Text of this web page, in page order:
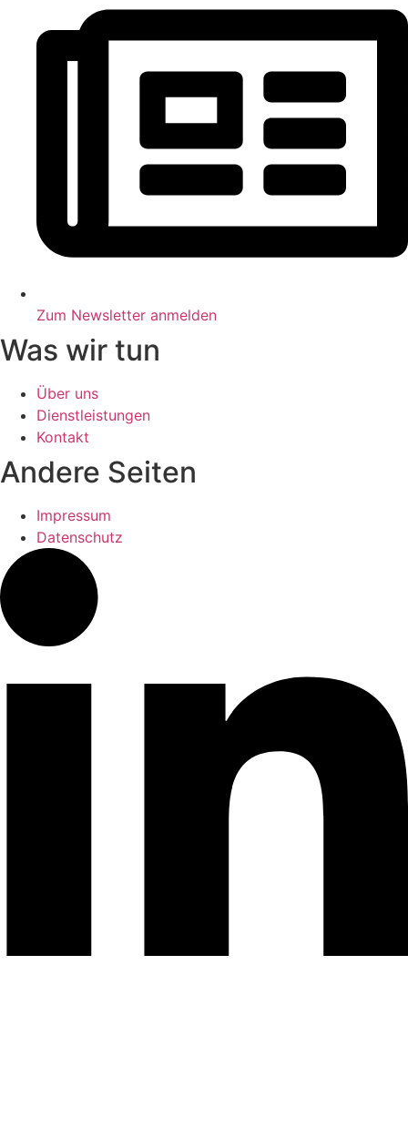
Zum Newsletter anmelden
Was wir tun
Über uns
Dienstleistungen
Kontakt
Andere Seiten
Impressum
Datenschutz